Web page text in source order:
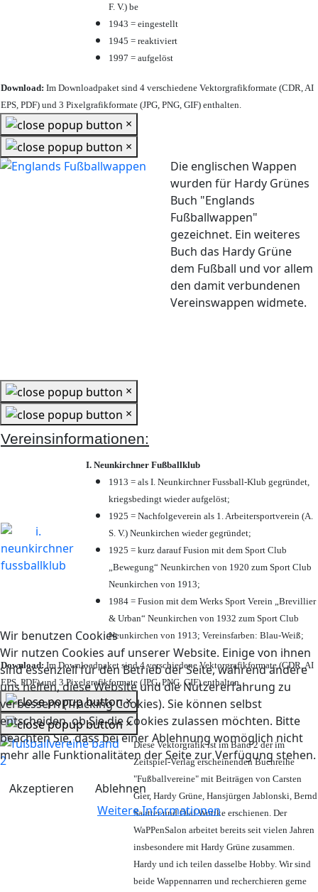
Wir benutzen Cookies
Wir nutzen Cookies auf unserer Website. Einige von ihnen
sind essenziell für den Betrieb der Seite, während andere
uns helfen, diese Website und die Nutzererfahrung zu
verbessern (Tracking Cookies). Sie können selbst
entscheiden, ob Sie die Cookies zulassen möchten. Bitte
beachten Sie, dass bei einer Ablehnung womöglich nicht
mehr alle Funktionalitäten der Seite zur Verfügung stehen.
Akzeptieren
Ablehnen
Weitere Informationen
F. V.) be
1943 = eingestellt
1945 = reaktiviert
1997 = aufgelöst
Download: Im Downloadpaket sind 4 verschiedene Vektorgrafikformate (CDR, AI
EPS, PDF) und 3 Pixelgrafikformate (JPG, PNG, GIF) enthalten.
×
×
Die englischen Wappen
wurden für Hardy Grünes
Buch "Englands
Fußballwappen"
gezeichnet. Ein weiteres
Buch das Hardy Grüne
dem Fußball und vor allem
den damit verbundenen
Vereinswappen widmete.
×
×
Vereinsinformationen:
I. Neunkirchner Fußballklub
1913 = als I. Neunkirchner Fussball-Klub gegründet,
kriegsbedingt wieder aufgelöst;
1925 = Nachfolgeverein als 1. Arbeitersportverein (A.
S. V.) Neunkirchen wieder gegründet;
1925 = kurz darauf Fusion mit dem Sport Club
„Bewegung“ Neunkirchen von 1920 zum Sport Club
Neunkirchen von 1913;
1984 = Fusion mit dem Werks Sport Verein „Brevillier
& Urban“ Neunkirchen von 1932 zum Sport Club
Neunkirchen von 1913; Vereinsfarben: Blau-Weiß;
Download: Im Downloadpaket sind 4 verschiedene Vektorgrafikformate (CDR, AI
EPS, PDF) und 3 Pixelgrafikformate (JPG, PNG, GIF) enthalten.
×
×
Diese Vektorgrafik ist im Band 2 der im
Zeitspiel-Verlag erscheinenden Buchreihe
"Fußballvereine" mit Beiträgen von Carsten
Gier, Hardy Grüne, Hansjürgen Jablonski, Bernd
Sautter und Olaf Wuttke erschienen. Der
WaPPenSalon arbeitet bereits seit vielen Jahren
insbesondere mit Hardy Grüne zusammen.
Hardy und ich teilen dasselbe Hobby. Wir sind
beide Wappennarren und recherchieren gerne